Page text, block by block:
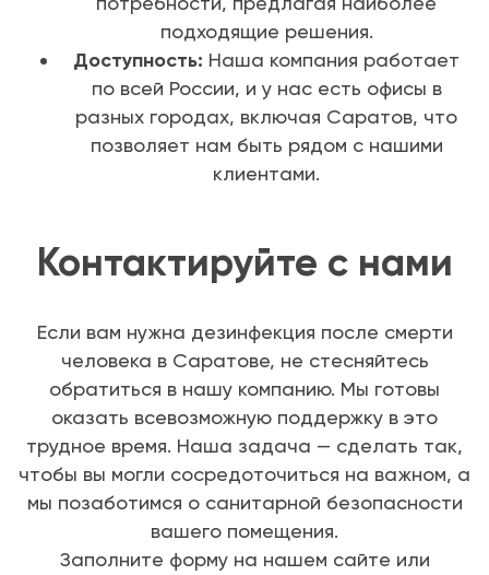
подходящие решения.
Доступность: Наша компания работает
по всей России, и у нас есть офисы в
разных городах, включая Саратов, что
позволяет нам быть рядом с нашими
клиентами.
Контактируйте с нами
Если вам нужна дезинфекция после смерти
человека в Саратове, не стесняйтесь
обратиться в нашу компанию. Мы готовы
оказать всевозможную поддержку в это
трудное время. Наша задача — сделать так,
чтобы вы могли сосредоточиться на важном, а
мы позаботимся о санитарной безопасности
вашего помещения.
Заполните форму на нашем сайте или